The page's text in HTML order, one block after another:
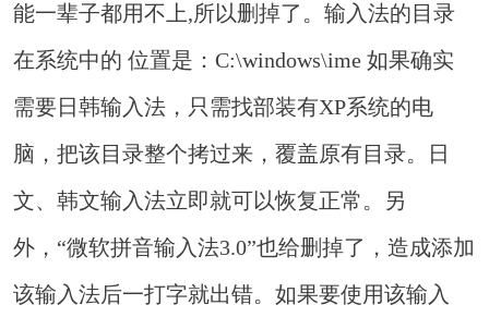
能一辈子都用不上,所以删掉了。输入法的目录
在系统中的 位置是：C:\windows\ime 如果确实
需要日韩输入法，只需找部装有XP系统的电
脑，把该目录整个拷过来，覆盖原有目录。日
文、韩文输入法立即就可以恢复正常。另
外，“微软拼音输入法3.0”也给删掉了，造成添加
该输入法后一打字就出错。如果要使用该输入